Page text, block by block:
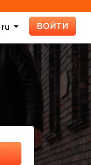
ru ВОЙТИ